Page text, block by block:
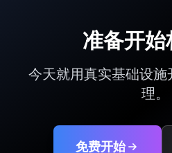
准备开始
今天就用真实基础设施
理。
免费开始